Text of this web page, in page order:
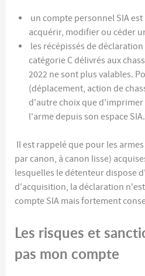
un compte personnel SIA
acquérir, modifier ou céder
les récépissés de
catégorie C délivrés aux
2022 ne sont plus valables.
(déplacement, action de
d'autre choix que
l'arme depuis son espace SIA.
Il est rappelé que pour les
par canon, à canon lisse)
lesquelles le détenteur dispose
d'acquisition, la déclaration
compte SIA mais fortement
Les risques et
pas mon compte